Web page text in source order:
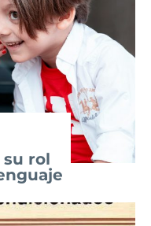
rol